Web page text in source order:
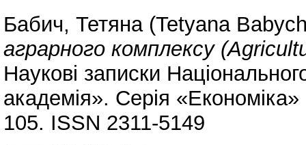
Бабич, Тетяна (Tetyana
аграрного комплексу
Наукові записки
академія». Серія
105. ISSN 2311-5149